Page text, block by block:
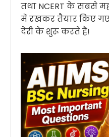
तथा NCERT के सबसे
में रखकर तैयार किए गए
देरी के शुरू करते हैं!